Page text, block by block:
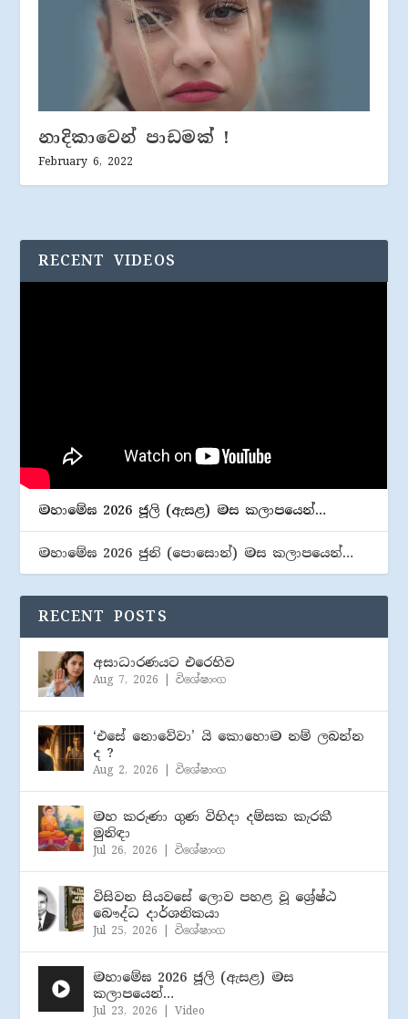
නාදිකාවෙන් පාඩමක් !
February 6, 2022
RECENT VIDEOS
මහාමේඝ 2026 ජූලි (​ඇසළ) මස කලාපයෙන්…
මහාමේඝ 2026 ජුනි (​පොසොන්) මස කලාපයෙන්…
RECENT POSTS
අසාධාරණයට එරෙහිව
Aug 7, 2026 |විශේෂාංග
‘එසේ නොවේවා’ යි කොහොම නම් ලබන්න
ද ?
Aug 2, 2026 |විශේෂාංග
මහ කරුණා ගුණ විහිදා දම්සක කැරකී
මුනිඳා
Jul 26, 2026 |විශේෂාංග
විසිවන සියවසේ ලොව පහළ වූ ශ්‍රේෂ්ඨ
බෞද්ධ දාර්ශනිකයා
Jul 25, 2026 |විශේෂාංග
මහාමේඝ 2026 ජූලි (​ඇසළ) මස
කලාපයෙන්…
Jul 23, 2026 |Video